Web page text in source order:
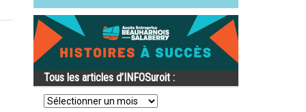
Tous les articles d’INFOSuroit :
Tous
les